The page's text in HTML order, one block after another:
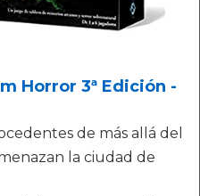
Horror 3ª Edición -
de más allá del
la ciudad de